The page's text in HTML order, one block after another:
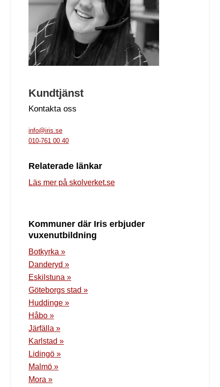
Kundtjänst
Kontakta oss
info@iris.se
010-761 00 40
Relaterade länkar
Läs mer på skolverket.se
Kommuner där Iris erbjuder
vuxenutbildning
Botkyrka »
Danderyd »
Eskilstuna »
Göteborgs stad »
Huddinge »
Håbo »
Järfälla »
Karlstad »
Lidingö »
Malmö »
Mora »